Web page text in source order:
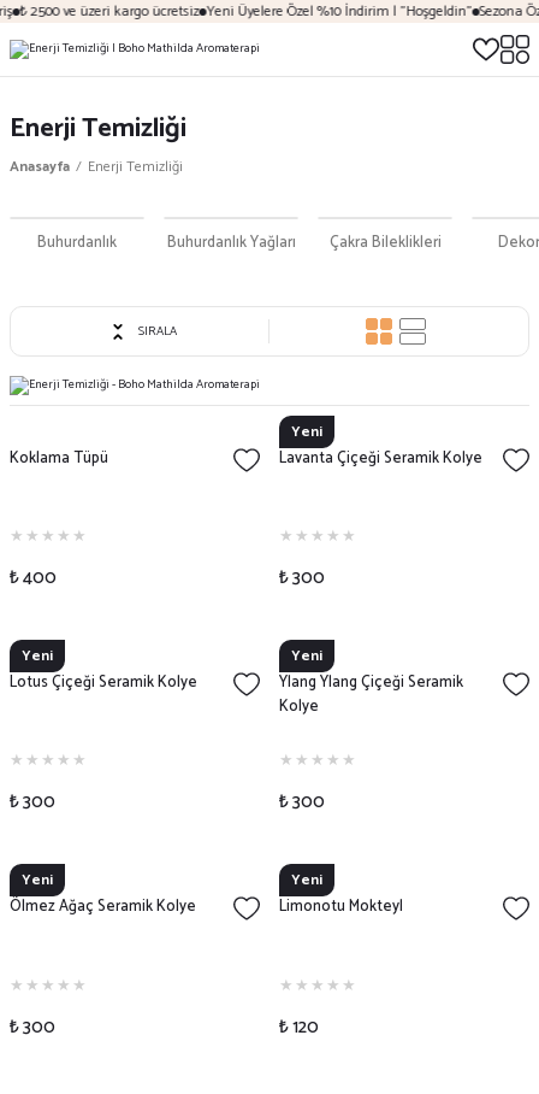
₺ 2500 ve üzeri kargo ücretsiz Yeni Üyelere Özel %10 İndirim | "Hoşgeldin" Sezona
Enerji Temizliği
Anasayfa Enerji Temizliği
Buhurdanlık Buhurdanlık Yağları Çakra Bileklikleri
SIRALA
Koklama Tüpü
₺ 400
Yeni
Lavanta Çiçeği Seramik Kolye
₺ 300
Yeni
Lotus Çiçeği Seramik Kolye
₺ 300
Yeni
Ylang Ylang Çiçeği Seramik
Kolye
₺ 300
Yeni
Ölmez Ağaç Seramik Kolye
₺ 300
Yeni
Limonotu Mokteyl
₺ 120